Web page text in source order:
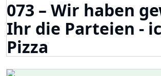
073 – Wir haben
Ihr die Parteien -
Pizza